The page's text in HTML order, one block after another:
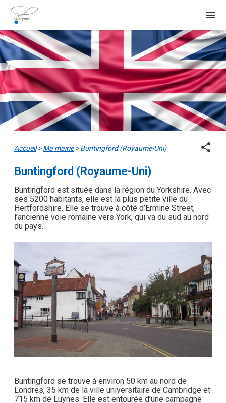
menu
Accueil>Ma mairie>Buntingford (Royaume-Uni) share
Buntingford (Royaume-Uni)
Buntingford est située dans la région du Yorkshire. Avec
ses 5200 habitants, elle est la plus petite ville du
Hertfordshire. Elle se trouve à côté d’Ermine Street,
l’ancienne voie romaine vers York, qui va du sud au nord
du pays.
Buntingford se trouve à environ 50 km au nord de
Londres, 35 km de la ville universitaire de Cambridge et
715 km de Luynes. Elle est entourée d’une campagne